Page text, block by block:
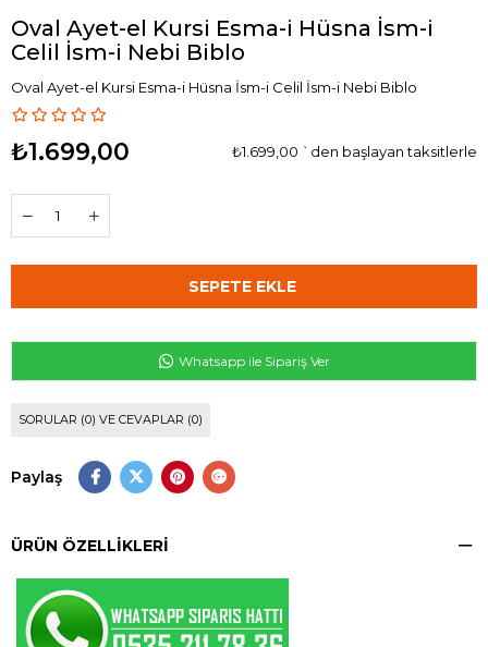
Oval Ayet-el Kursi Esma-i Hüsna İsm-i
Celil İsm-i Nebi Biblo
Oval Ayet-el Kursi Esma-i Hüsna İsm-i Celil İsm-i Nebi Biblo
₺1.699,00 ₺1.699,00 `den başlayan taksitlerle
Whatsapp ile Sipariş Ver
SORULAR (0) VE CEVAPLAR (0)
Paylaş
ÜRÜN ÖZELLIKLERI